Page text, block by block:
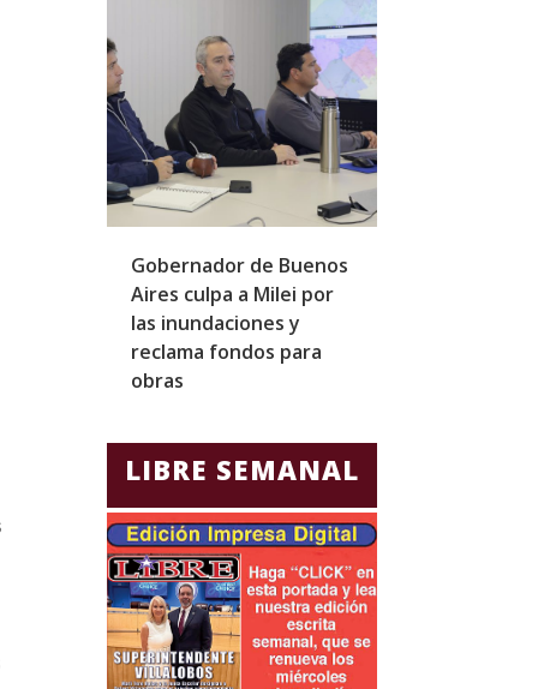
Gobernador de Buenos
Aires culpa a Milei por
las inundaciones y
reclama fondos para
obras
LIBRE SEMANAL